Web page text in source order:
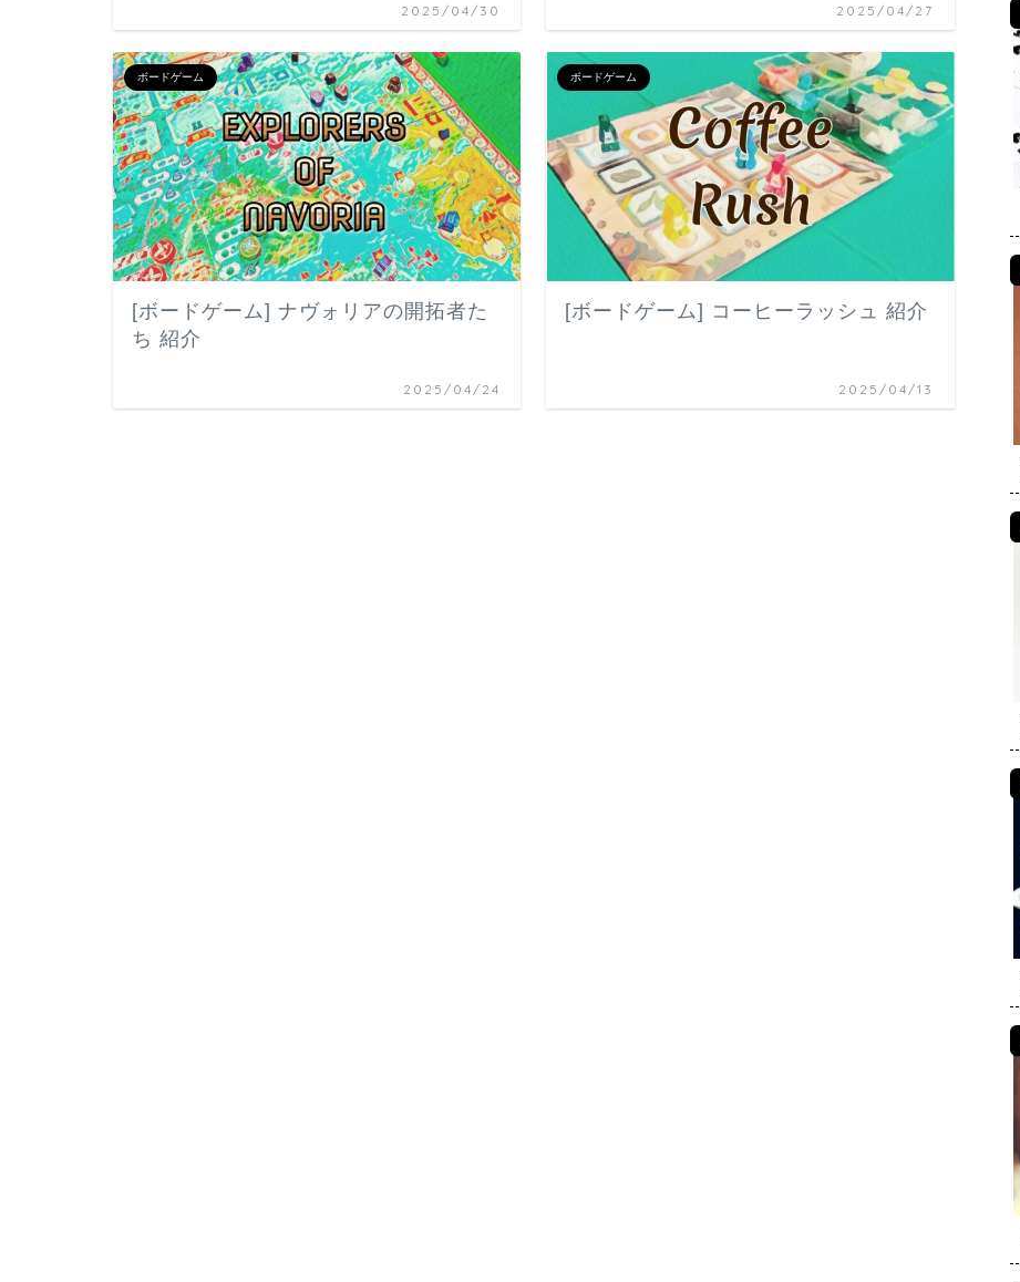
2025/04/30 2025/04/27
ボードゲーム
[ボードゲーム] ナヴォリアの開拓者た
ち 紹介
2025/04/24
ボードゲーム
[ボードゲーム] コーヒーラッシュ 紹介
2025/04/13